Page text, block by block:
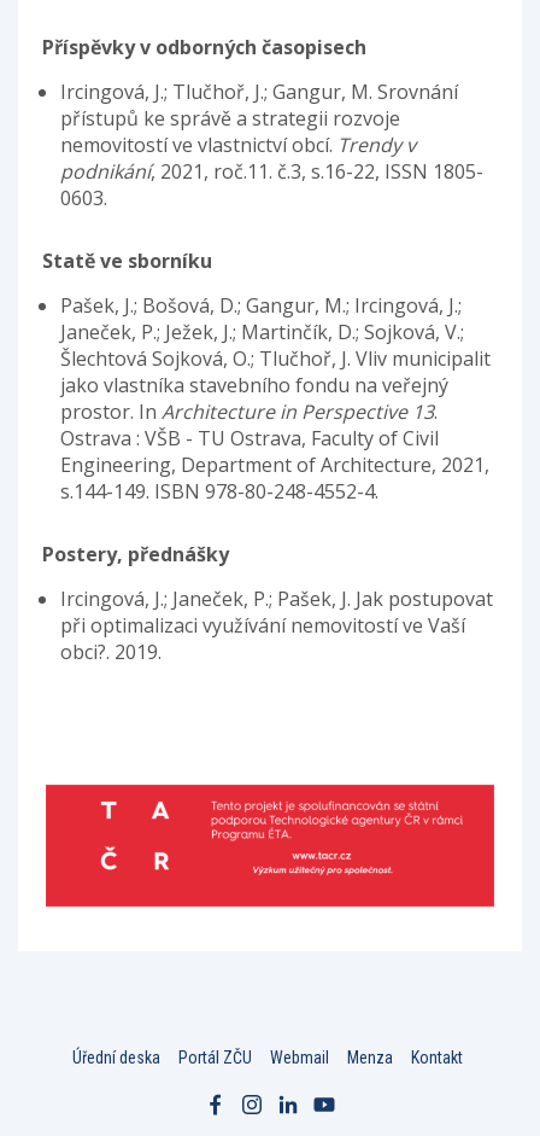
Příspěvky v odborných časopisech
Ircingová, J.; Tlučhoř, J.; Gangur, M. Srovnání
přístupů ke správě a strategii rozvoje
nemovitostí ve vlastnictví obcí. Trendy v
podnikání, 2021, roč.11. č.3, s.16-22, ISSN 1805-
0603.
Statě ve sborníku
Pašek, J.; Bošová, D.; Gangur, M.; Ircingová, J.;
Janeček, P.; Ježek, J.; Martinčík, D.; Sojková, V.;
Šlechtová Sojková, O.; Tlučhoř, J. Vliv municipalit
jako vlastníka stavebního fondu na veřejný
prostor. In Architecture in Perspective 13.
Ostrava : VŠB - TU Ostrava, Faculty of Civil
Engineering, Department of Architecture, 2021,
s.144-149. ISBN 978-80-248-4552-4.
Postery, přednášky
Ircingová, J.; Janeček, P.; Pašek, J. Jak postupovat
při optimalizaci využívání nemovitostí ve Vaší
obci?. 2019.
Úřední deska Portál ZČU Webmail Menza Kontakt